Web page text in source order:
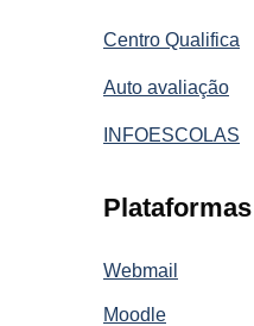
Centro Qualifica
Auto avaliação
INFOESCOLAS
Plataformas
Webmail
Moodle